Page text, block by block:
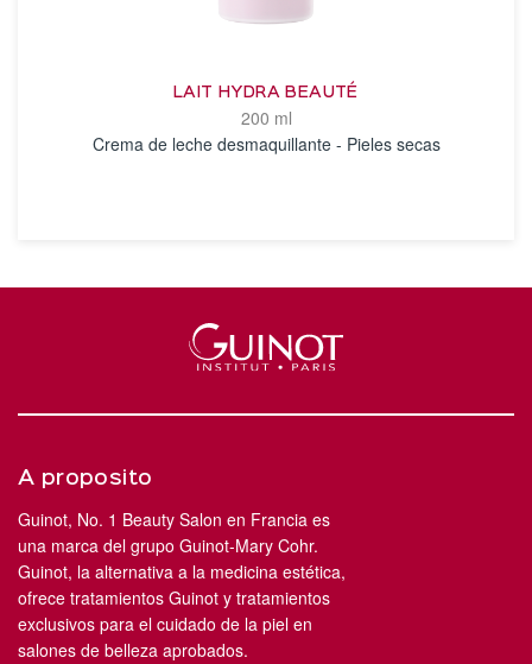
LAIT HYDRA BEAUTÉ
200 ml
Crema de leche desmaquillante - Pieles secas
A proposito
Guinot, No. 1 Beauty Salon en Francia es
una marca del grupo Guinot-Mary Cohr.
Guinot, la alternativa a la medicina estética,
ofrece tratamientos Guinot y tratamientos
exclusivos para el cuidado de la piel en
salones de belleza aprobados.